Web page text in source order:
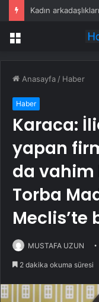
Kadın
Menü
Anasayfa / Haber
Haber
Karaca:
yapan
da vahim
Torba
Meclis’te
MUSTAFA UZUN
2 dakika okuma süresi